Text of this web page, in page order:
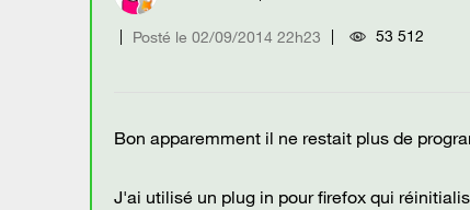
Posté le ‎02/09/2014 22h23 53 512
Bon apparemment il ne restait plus de
J'ai utilisé un plug in pour firefox qui